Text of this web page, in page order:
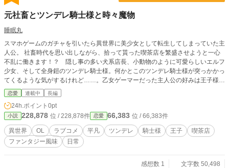
元社畜とツンデレ騎士様と時々魔物
睡眠丸
スマホゲームのガチャを引いたら異世界に美少女として転生してしまっていた主
人公。 社畜時代を思い出しながら、拾って貰った喫茶店を繁盛させようと一心
不乱に働きます！？ 隠し事の多い犬系店長、小動物のように可愛らしいエルフ
少女、そして全身鎧のツンデレ騎士様。何かとこのツンデレ騎士様が突っかかっ
てくるような気がするけれど……。乙女ゲーマーだった主人公の好みは王子様
系。とにもかくにも恋愛にうつつを逃している暇はない。生きることは働くこと
だ、働くことは生きること！ 細かいことは気にしない性格で、社畜根性フルに
活かして、異世界生活頑張ります！
恋愛 連載中 長編
24h.ポイント 0pt
小説 228,878 位 / 228,878件 恋愛 66,383 位 / 66,383件
異世界 OL ラブコメ 平凡 ツンデレ 騎士様 王子
喫茶店
ファンタジー風味
日常
感想数 1
文字数 50,498